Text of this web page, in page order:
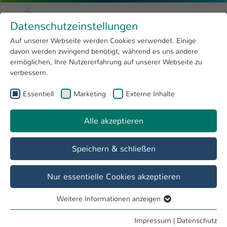
Menu
Forschung 4
Open submenu
Hochschule
International
Zum Hauptinhalt springen
Hochschule Kaiserslautern
Sie sind hier: Tag der Lehre - Ein Rückblick
Datenschutzeinstellungen
Auf unserer Webseite werden Cookies verwendet. Einige
davon werden zwingend benötigt, während es uns andere
ermöglichen, Ihre Nutzererfahrung auf unserer Webseite zu
verbessern.
Essentiell Marketing Externe Inhalte
Alle akzeptieren
Speichern & schließen
Nur essentielle Cookies akzeptieren
Essentielle Cookies werden für grundlegende Funktionen
Weitere Informationen anzeigen
Impressum | Datenschutz